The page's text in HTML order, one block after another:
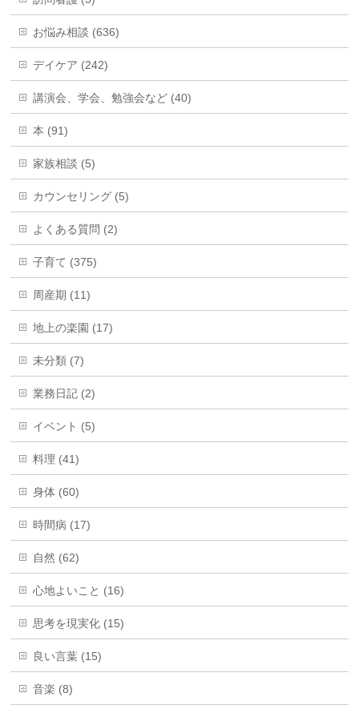
お悩み相談 (636)
デイケア (242)
講演会、学会、勉強会など (40)
本 (91)
家族相談 (5)
カウンセリング (5)
よくある質問 (2)
子育て (375)
周産期 (11)
地上の楽園 (17)
未分類 (7)
業務日記 (2)
イベント (5)
料理 (41)
身体 (60)
時間病 (17)
自然 (62)
心地よいこと (16)
思考を現実化 (15)
良い言葉 (15)
音楽 (8)